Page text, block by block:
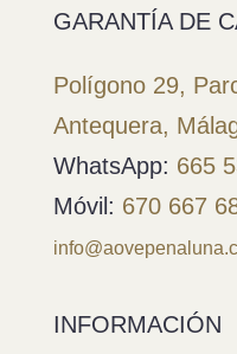
GARANTÍA DE
Polígono 29,
Antequera,
WhatsApp: 665
Móvil: 670 667
INFORMACIÓN